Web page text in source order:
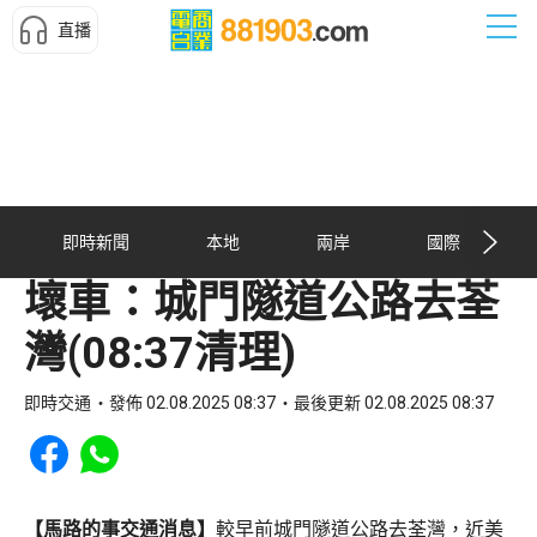
直播
即時新聞 本地 兩岸 國際
壞車：城門隧道公路去荃
灣(08:37清理)
即時交通 發佈 02.08.2025 08:37 最後更新 02.08.2025 08:37
Share to Facebook
Share to WhatsApp
【馬路的事交通消息】 較早前城門隧道公路去荃灣，近美